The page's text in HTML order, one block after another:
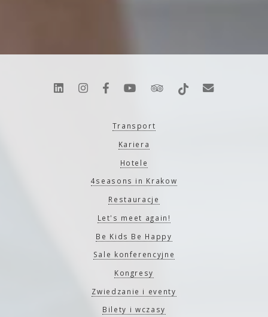
Transport
Kariera
Hotele
4seasons in Krakow
Restauracje
Let's meet again!
Be Kids Be Happy
Sale konferencyjne
Kongresy
Zwiedzanie i eventy
Bilety i wczasy